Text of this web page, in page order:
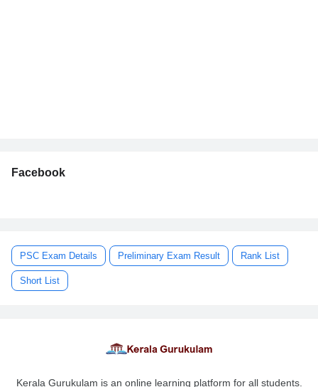
Facebook
PSC Exam Details Preliminary Exam Result Rank List
Short List
Kerala Gurukulam is an online learning platform for all students.